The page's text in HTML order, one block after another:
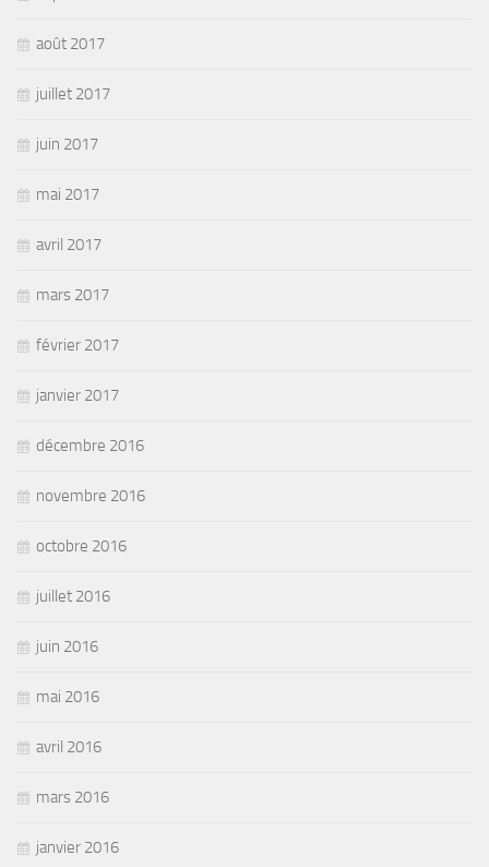
août 2017
juillet 2017
juin 2017
mai 2017
avril 2017
mars 2017
février 2017
janvier 2017
décembre 2016
novembre 2016
octobre 2016
juillet 2016
juin 2016
mai 2016
avril 2016
mars 2016
janvier 2016